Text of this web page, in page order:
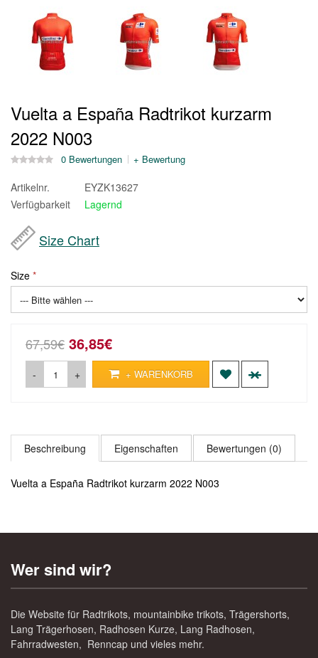
Vuelta a España Radtrikot kurzarm
2022 N003
0 Bewertungen + Bewertung
Artikelnr.
EYZK13627
Verfügbarkeit
Lagernd
Size Chart
Size
67,59€ 36,85€
- + + WARENKORB
Beschreibung Eigenschaften Bewertungen (0)
Vuelta a España Radtrikot kurzarm 2022 N003
Wer sind wir?
Die Website für Radtrikots, mountainbike trikots, Trägershorts,
Lang Trägerhosen, Radhosen Kurze, Lang Radhosen,
Fahrradwesten, Renncap und vieles mehr.